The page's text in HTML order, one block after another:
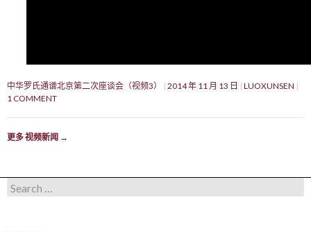
中华罗氏通谱北京第二次座谈会（视频3） 2014 年 11 月 13 日
LUOXUNSEN
1 COMMENT
更多 视频新闻 →
Search for: